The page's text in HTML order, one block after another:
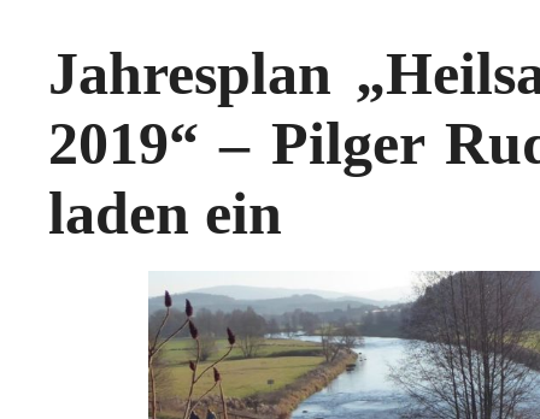
Jahresplan
2019“ – Pilger
laden ein